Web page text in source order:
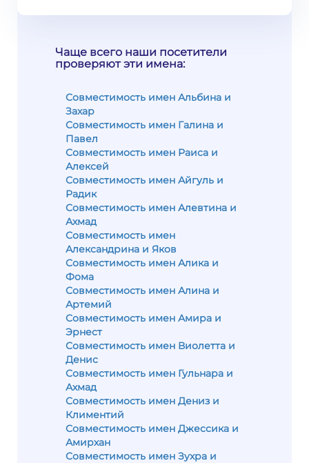
Чаще всего наши посетители
проверяют эти имена:
Совместимость имен Альбина и
Захар
Совместимость имен Галина и
Павел
Совместимость имен Раиса и
Алексей
Совместимость имен Айгуль и
Радик
Совместимость имен Алевтина и
Ахмад
Совместимость имен
Александрина и Яков
Совместимость имен Алика и
Фома
Совместимость имен Алина и
Артемий
Совместимость имен Амира и
Эрнест
Совместимость имен Виолетта и
Денис
Совместимость имен Гульнара и
Ахмад
Совместимость имен Дениз и
Климентий
Совместимость имен Джессика и
Амирхан
Совместимость имен Зухра и